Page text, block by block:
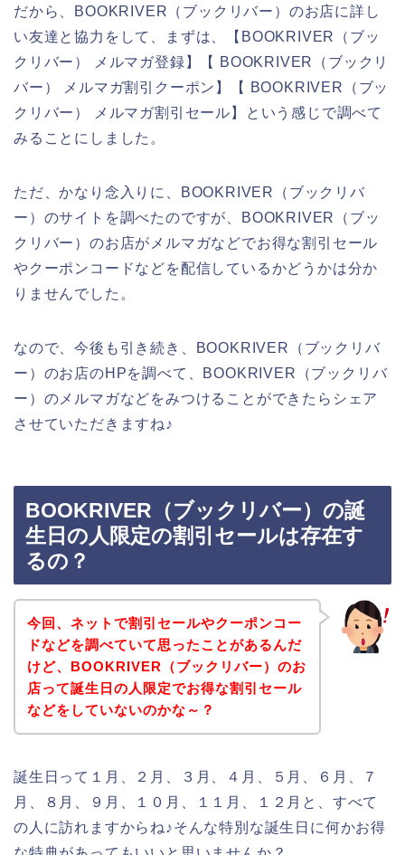
だから、BOOKRIVER（ブックリバー）のお店に詳し
い友達と協力をして、まずは、【BOOKRIVER（ブッ
クリバー） メルマガ登録】【 BOOKRIVER（ブックリ
バー） メルマガ割引クーポン】【 BOOKRIVER（ブッ
クリバー） メルマガ割引セール】という感じで調べて
みることにしました。
ただ、かなり念入りに、BOOKRIVER（ブックリバ
ー）のサイトを調べたのですが、BOOKRIVER（ブッ
クリバー）のお店がメルマガなどでお得な割引セール
やクーポンコードなどを配信しているかどうかは分か
りませんでした。
なので、今後も引き続き、BOOKRIVER（ブックリバ
ー）のお店のHPを調べて、BOOKRIVER（ブックリバ
ー）のメルマガなどをみつけることができたらシェア
させていただきますね♪
BOOKRIVER（ブックリバー）の誕
生日の人限定の割引セールは存在す
るの？
今回、ネットで割引セールやクーポンコー
ドなどを調べていて思ったことがあるんだ
けど、BOOKRIVER（ブックリバー）のお
店って誕生日の人限定でお得な割引セール
などをしていないのかな～？
誕生日って１月、２月、３月、４月、５月、６月、７
月、８月、９月、１０月、１１月、１２月と、すべて
の人に訪れますからね♪そんな特別な誕生日に何かお得